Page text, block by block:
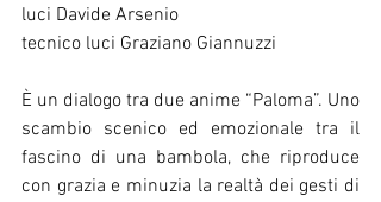
luci Davide Arsenio
tecnico luci Graziano Giannuzzi
È un dialogo tra due anime “Paloma”. Uno
scambio scenico ed emozionale tra il
fascino di una bambola, che riproduce
con grazia e minuzia la realtà dei gesti di